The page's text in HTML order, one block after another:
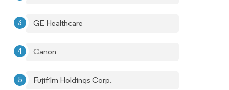
GE Healthcare
Canon
Fujifilm Holdings Corp.